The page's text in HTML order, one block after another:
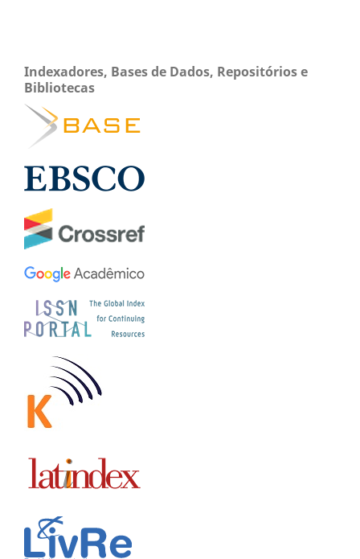
Indexadores, Bases de Dados, Repositórios e
Bibliotecas